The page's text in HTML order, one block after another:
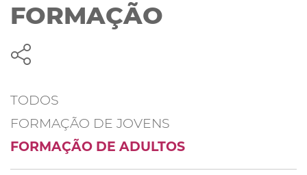
FORMAÇÃO
TODOS
FORMAÇÃO DE JOVENS
FORMAÇÃO DE ADULTOS